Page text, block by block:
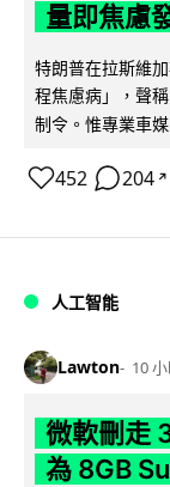
量即焦慮
特朗普在拉斯維
程焦慮病」，聲
制令。惟專業車
452 204 ↗
人工智能
Lawton 10
微軟刪走
為 8GB